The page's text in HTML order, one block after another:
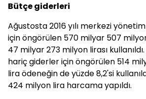
Bütçe giderleri
Ağustosta 2016 yılı merkezi
için öngörülen 570 milyar 507
47 milyar 273 milyon lirası
hariç giderler için öngörülen 514
lira ödeneğin de yüzde 8,2'si
424 milyon lira harcama yapıldı.